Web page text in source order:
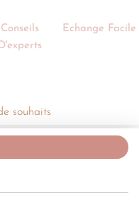
Conseils
Echange Facile
souhaits